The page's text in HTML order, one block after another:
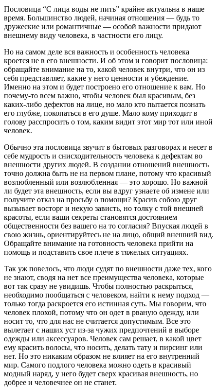
Пословица “С лица воды не пить” крайне актуальна в наше
время. Большинство людей, начиная отношения — будь то
дружеские или романтичные — особой важности придают
внешнему виду человека, в частности его лицу.
Но на самом деле вся важность и особенность человека
кроется не в его внешности. И об этом и говорит пословица:
обращайте внимание на то, какой человек внутри, что он из
себя представляет, какие у него ценности и убеждение.
Именно на этом и будет построено его отношение к вам. Но
почему-то всем важно, чтобы человек был красивым, без
каких-либо дефектов на лице, но мало кто пытается познать
его глубже, покопаться в его душе. Мало кому приходит в
голову расспросить о том, каким видит этот мир тот или иной
человек.
Обычно эта пословица звучит в бытовых разговорах и несет в
себе мудрость и снисходительность человека к дефектам во
внешности других людей. В создании отношений внешность
точно должна быть не на первом плане, потому что красивый
возлюбленный или возлюбленная — это хорошо. Но важной
ли будет эта внешность, если вы вдруг узнаете об измене или
получите отказ на просьбу о помощи? Красив собою друг
вызывает восторг и некую зависть, но толку с той внешней
красоты, если ваши секреты становятся достоянием
общественности без вашего на то согласия? Впуская людей в
свою жизнь, ориентируйтесь не на лицо, общий внешний вид.
Обращайте внимание на готовность человека прийти на
помощь и подставить свое плече в тяжелых ситуациях.
Так уж повелось, что люди судят по внешности даже тех, кого
не знают, сводя на нет все преимущества человека, которые
вот так сразу не увидишь. Чтобы полностью раскрыться,
необходимо пообщаться с человеком, найти к нему подход —
только тогда раскроется его истинная суть. Мы говорим, что
человек плохой, потому что он одет в рваную одежду, или
носит то, что для нас не считается допустимым. Все это
вылетает с наших уст из-за чужих предпочтений в выборе
одежды или аксессуаров. Человек сам решает, в какой цвет
ему красить волосы, что носить, делать тату и пирсинг или
нет. Но это никаким образом не влияет на его внутренний
мир. Самого подлого человека можно одеть в красивый
модный наряд, у него будет сверх красивая внешность, но
добрее и человечнее он не станет.